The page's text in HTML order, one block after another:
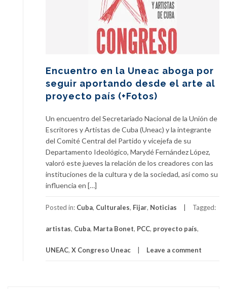
Encuentro en la Uneac aboga por
seguir aportando desde el arte al
proyecto país (+Fotos)
Un encuentro del Secretariado Nacional de la Unión de
Escritores y Artistas de Cuba (Uneac) y la integrante
del Comité Central del Partido y vicejefa de su
Departamento Ideológico, Marydé Fernández López,
valoró este jueves la relación de los creadores con las
instituciones de la cultura y de la sociedad, así como su
influencia en […]
Posted in: Cuba, Culturales, Fijar, Noticias Tagged:
artistas, Cuba, Marta Bonet, PCC, proyecto país,
UNEAC, X Congreso Uneac Leave a comment